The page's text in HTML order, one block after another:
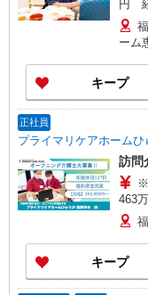
円
円〜/1回 ※別途（住宅・扶
手当
ーム
キープ
正社員
プライマリケアホーム
訪問
※
463万
円〜
当(3〜5
キープ